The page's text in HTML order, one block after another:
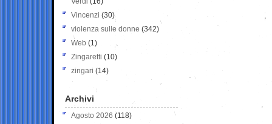
Vincenzi (30)
violenza sulle donne (342)
Web (1)
Zingaretti (10)
zingari (14)
Archivi
Agosto 2026 (118)